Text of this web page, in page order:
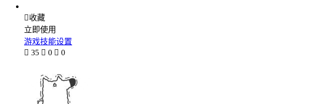
收藏
立即使用
游戏技能设置
 35  0  0